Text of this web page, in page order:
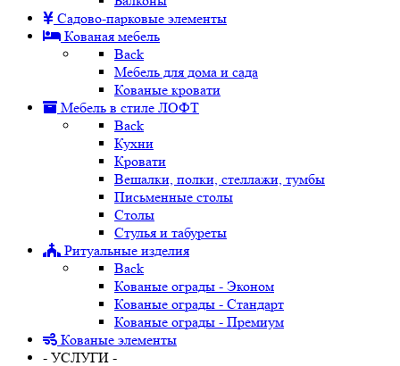
Садово-парковые элементы
Кованая мебель
Back
Мебель для дома и сада
Кованые кровати
Мебель в стиле ЛОФТ
Back
Кухни
Кровати
Вешалки, полки, стеллажи, тумбы
Письменные столы
Столы
Стулья и табуреты
Ритуальные изделия
Back
Кованые ограды - Эконом
Кованые ограды - Стандарт
Кованые ограды - Премиум
Кованые элементы
- УСЛУГИ -